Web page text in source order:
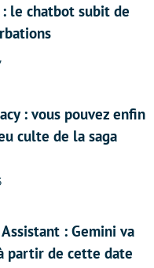
: le chatbot subit de
: vous pouvez enfin
culte de la saga
: Gemini va
partir de cette date